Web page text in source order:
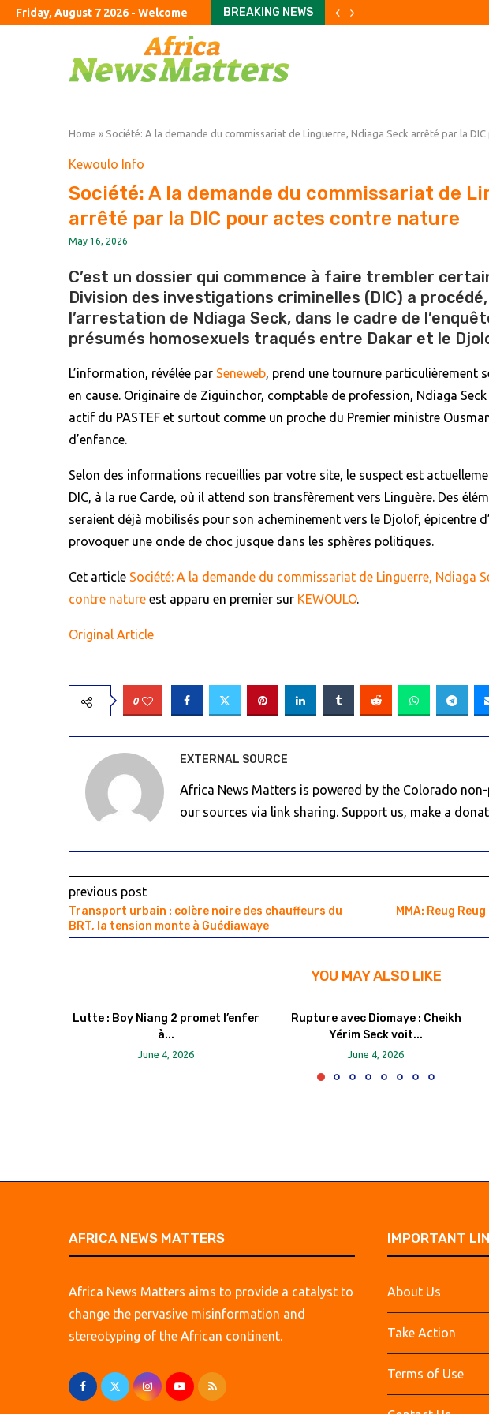
Friday, August 7 2026 - Welcome
BREAKING NEWS
Britain curbs power exports to Europe to
Rare earth access: still a thing
The Manchester roots of Andy Burnham’s skills
DR Congo launches probe into uranium-
Submit your questions: Is this summer our new...
After the great deleveraging
Crude retreats but fuel prices stay high
China’s exports jump almost a quarter in July
The Studio Museum in Harlem has long nurtured...
Home » Société: A la demande du commissariat de Linguerre, Ndiaga Seck arrêté par la
Kewoulo Info
Société: A la demande du commissariat de
arrêté par la DIC pour actes contre nature
May 16, 2026
C’est un dossier qui commence à faire trembler
Division des investigations criminelles (DIC) a
l’arrestation de Ndiaga Seck, dans le cadre de
présumés homosexuels traqués entre Dakar et le
L’information, révélée par Seneweb, prend une tournure particulièrement
en cause. Originaire de Ziguinchor, comptable de profession, Ndiaga
actif du PASTEF et surtout comme un proche du Premier ministre
d’enfance.
Selon des informations recueillies par votre site, le suspect est
DIC, à la rue Carde, où il attend son transfèrement vers Linguère. Des
seraient déjà mobilisés pour son acheminement vers le Djolof, épicentre
provoquer une onde de choc jusque dans les sphères politiques.
Cet article Société: A la demande du commissariat de Linguerre, Ndiaga
contre nature est apparu en premier sur KEWOULO.
Original Article
0
EXTERNAL SOURCE
Africa News Matters is powered by the Colorado
our sources via link sharing. Support us, make a
previous post
Transport urbain : colère noire des chauffeurs du
BRT, la tension monte à Guédiawaye
MMA: Reug
YOU MAY ALSO LIKE
Lutte : Boy Niang 2 promet l’enfer
à...
June 4, 2026
Rupture avec Diomaye : Cheikh
Yérim Seck voit...
June 4, 2026
AFRICA NEWS MATTERS
Africa News Matters aims to provide a catalyst to
change the pervasive misinformation and
stereotyping of the African continent.
IMPORTANT
About Us
Take Action
Terms of Use